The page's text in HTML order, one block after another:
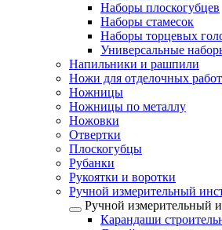
Наборы плоскогубцев
Наборы стамесок
Наборы торцевых
Универсальные
Напильники и рашпили
Ножи для отделочных работ
Ножницы
Ножницы по металлу
Ножовки
Отвертки
Плоскогубцы
Рубанки
Рукоятки и воротки
Ручной измерительный
Ручной измерительный
Карандаши